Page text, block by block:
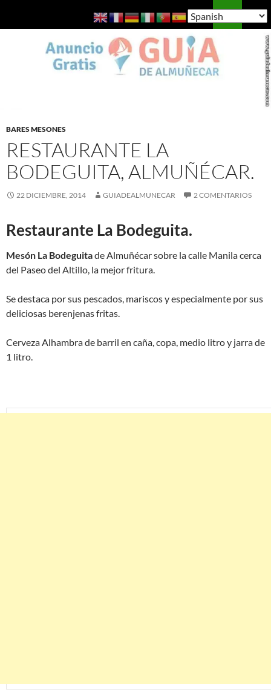
Guía de Almuñécar
MENÚ
BARES MESONES
RESTAURANTE LA
BODEGUITA, ALMUÑÉCAR.
22 DICIEMBRE, 2014 GUIADEALMUNECAR 2 COMENTARIOS
Restaurante La Bodeguita.
Mesón La Bodeguitade Almuñécar sobre la calle Manila cerca
del Paseo del Altillo, la mejor fritura.
Se destaca por sus pescados, mariscos y especialmente por sus
deliciosas berenjenas fritas.
Cerveza Alhambra de barril en caña, copa, medio litro y jarra de
1 litro.